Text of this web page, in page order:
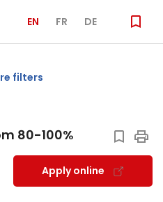
EN FR DE
filters
80-100%
Apply online